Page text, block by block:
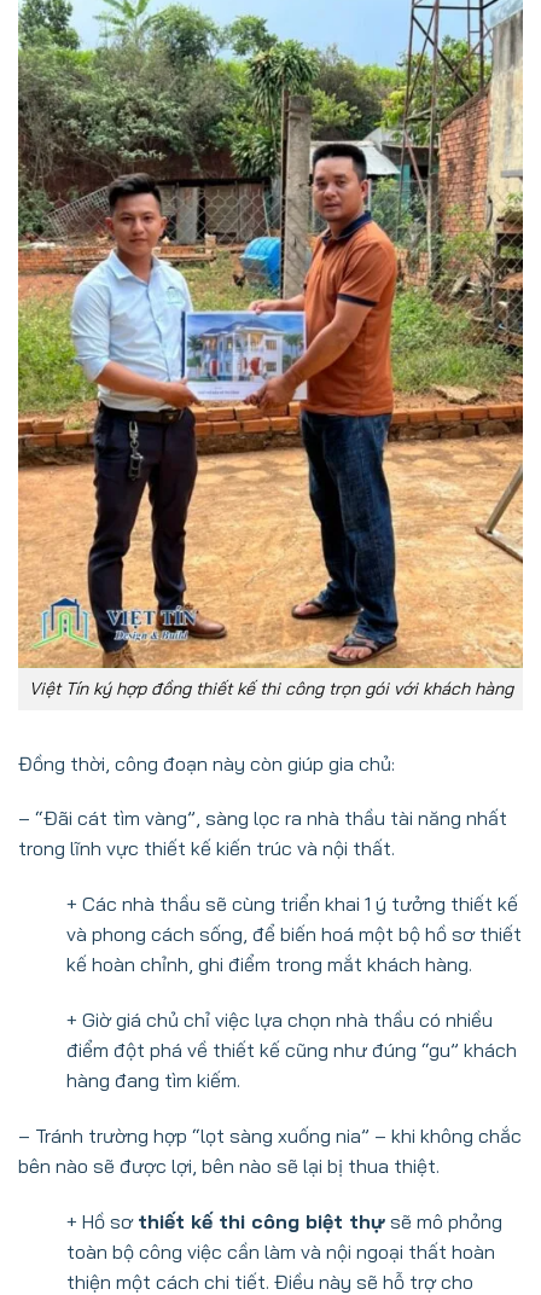
Việt Tín ký hợp đồng thiết kế thi công trọn gói với khách hàng
Đồng thời, công đoạn này còn giúp gia chủ:
– “Đãi cát tìm vàng”, sàng lọc ra nhà thầu tài năng nhất
trong lĩnh vực thiết kế kiến trúc và nội thất.
+ Các nhà thầu sẽ cùng triển khai 1 ý tưởng thiết kế
và phong cách sống, để biến hoá một bộ hồ sơ thiết
kế hoàn chỉnh, ghi điểm trong mắt khách hàng.
+ Giờ giá chủ chỉ việc lựa chọn nhà thầu có nhiều
điểm đột phá về thiết kế cũng như đúng “gu” khách
hàng đang tìm kiếm.
– Tránh trường hợp “lọt sàng xuống nia” – khi không chắc
bên nào sẽ được lợi, bên nào sẽ lại bị thua thiệt.
+ Hồ sơ thiết kế thi công biệt thự sẽ mô phỏng
toàn bộ công việc cần làm và nội ngoại thất hoàn
thiện một cách chi tiết. Điều này sẽ hỗ trợ cho